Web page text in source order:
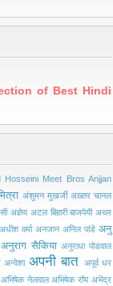
of Best Hindi
Hosseini Meet Bros Anjjan
अंशुमन मुखर्जी अख़्तर चानल
अज्ञेय अटल बिहारी बाजपेयी अथर
अधीश वर्मा अनजान अनिल पांडे अनु
अनुराग सैकिया अनुराधा पोडवाल
अन्वेशा अपनी बात अपूर्व धर
अभिषेक नेलवाल अभिषेक रॉय अभेंद्र